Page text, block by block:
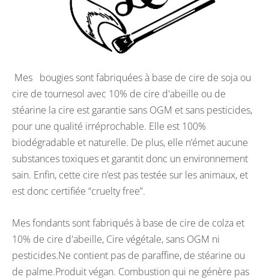
Mes bougies sont fabriquées à base de cire de soja ou
cire de tournesol avec 10% de cire d'abeille ou de
stéarine la cire est garantie sans OGM et sans pesticides,
pour une qualité irréprochable. Elle est 100%
biodégradable et naturelle. De plus, elle n’émet aucune
substances toxiques et garantit donc un environnement
sain. Enfin, cette cire n’est pas testée sur les animaux, et
est donc certifiée “cruelty free”.
Mes fondants sont fabriqués à base de cire de colza et
10% de cire d'abeille, Cire végétale, sans OGM ni
pesticides.Ne contient pas de paraffine, de stéarine ou
de palme.Produit végan. Combustion qui ne génère pas